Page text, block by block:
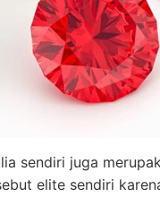
sendiri juga
elite sendiri